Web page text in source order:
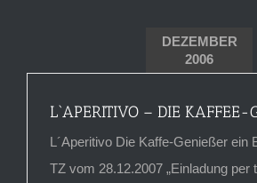
DEZEMBER
2006
L`APERITIVO – DIE KAFFEE-
L´Aperitivo Die Kaffe-Genießer ein
TZ vom 28.12.2007 „Einladung per